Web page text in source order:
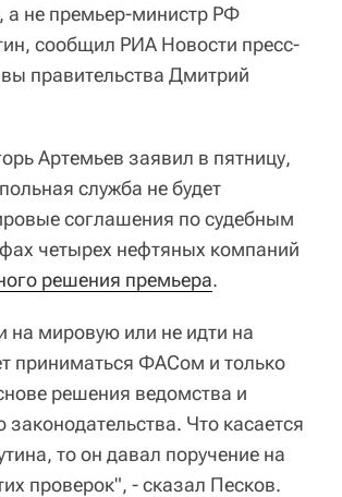
не премьер-министр РФ
сообщил РИА Новости пресс-
правительства Дмитрий
Артемьев заявил в пятницу,
служба не будет
соглашения по судебным
четырех нефтяных компаний
решения премьера.
на мировую или не идти на
приниматься ФАСом и только
решения ведомства и
Что касается
то он давал поручение на
проверок", - сказал Песков.